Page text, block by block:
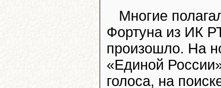
Многие
Фортуна из ИК
произошло. На
«Единой
голоса, на